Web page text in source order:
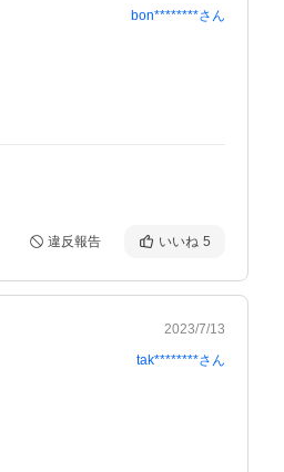
bon********さん
違反報告 いいね 5
2023/7/13
tak********さん